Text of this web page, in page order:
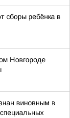
сборы ребёнка в
Новгороде
виновным в